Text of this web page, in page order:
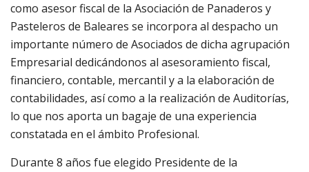
como asesor fiscal de la Asociación de Panaderos y
Pasteleros de Baleares se incorpora al despacho un
importante número de Asociados de dicha agrupación
Empresarial dedicándonos al asesoramiento fiscal,
financiero, contable, mercantil y a la elaboración de
contabilidades, así como a la realización de Auditorías,
lo que nos aporta un bagaje de una experiencia
constatada en el ámbito Profesional.
Durante 8 años fue elegido Presidente de la